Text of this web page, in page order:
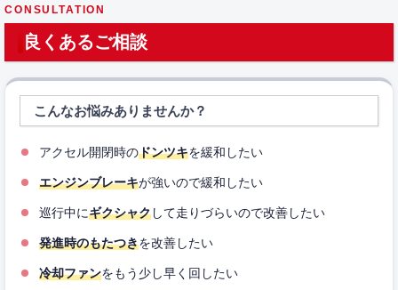
CONSULTATION
良くあるご相談
こんなお悩みありませんか？
アクセル開閉時のドンツキを緩和したい
エンジンブレーキが強いので緩和したい
巡行中にギクシャクして走りづらいので改善したい
発進時のもたつきを改善したい
冷却ファンをもう少し早く回したい